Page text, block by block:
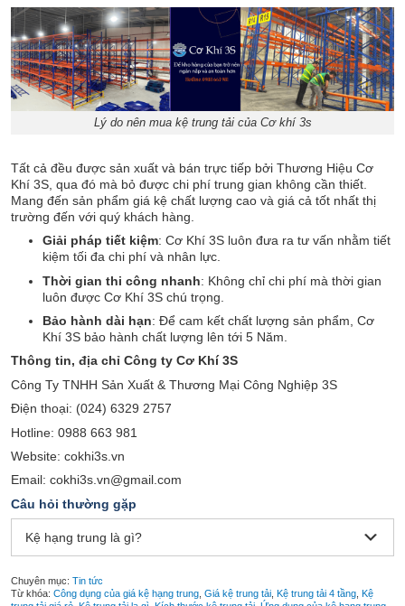
Lý do nên mua kệ trung tải của Cơ khí 3s
Tất cả đều được sản xuất và bán trực tiếp bởi Thương Hiệu Cơ
Khí 3S, qua đó mà bỏ được chi phí trung gian không cần thiết.
Mang đến sản phẩm giá kệ chất lượng cao và giá cả tốt nhất thị
trường đến với quý khách hàng.
Giải pháp tiết kiệm: Cơ Khí 3S luôn đưa ra tư vấn nhằm tiết
kiệm tối đa chi phí và nhân lực.
Thời gian thi công nhanh: Không chỉ chi phí mà thời gian
luôn được Cơ Khí 3S chú trọng.
Bảo hành dài hạn: Để cam kết chất lượng sản phẩm, Cơ
Khí 3S bảo hành chất lượng lên tới 5 Năm.
Thông tin, địa chỉ Công ty Cơ Khí 3S
Công Ty TNHH Sản Xuất & Thương Mại Công Nghiệp 3S
Điện thoại: (024) 6329 2757
Hotline: 0988 663 981
Website: cokhi3s.vn
Email: cokhi3s.vn@gmail.com
Câu hỏi thường gặp
Kệ hạng trung là gì?
Chuyên mục: Tin tức
Từ khóa: Công dụng của giá kệ hạng trung, Giá kệ trung tải, Kệ trung tải 4 tầng, Kệ